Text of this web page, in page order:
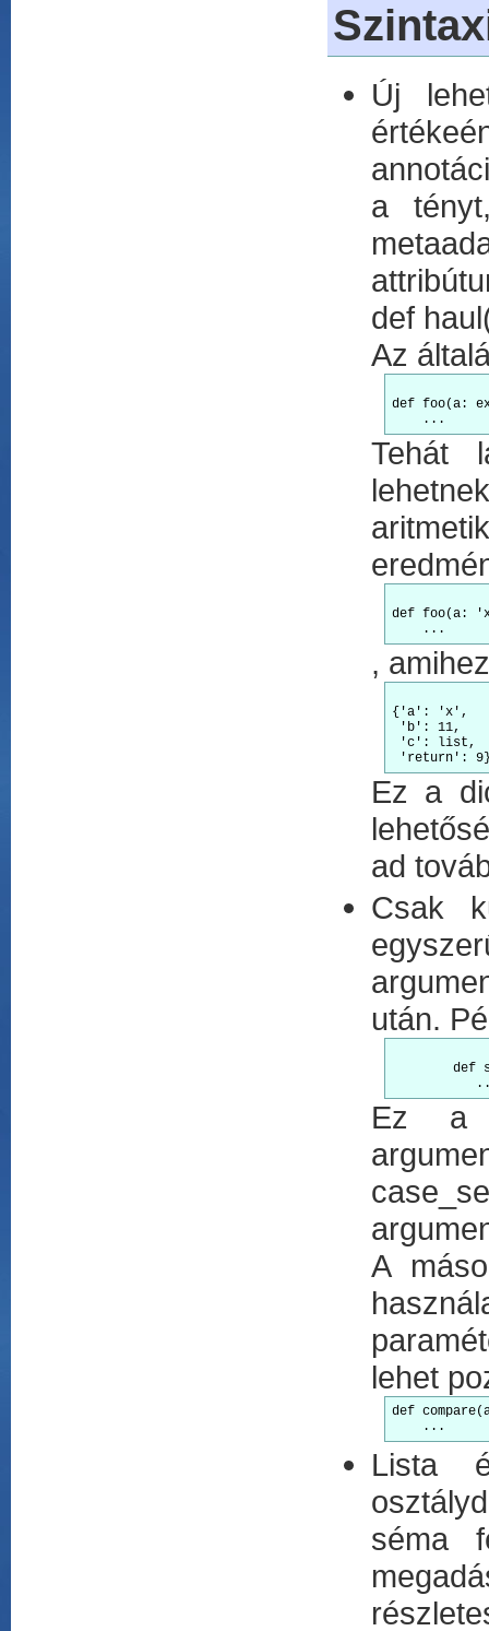
Új
a
def
Az
def foo(a:
Tehát
def foo(a:
,
{'a': 'x',
'b': 11,
'c': list,
'return':
Ez a
ad
Csak
után.
def
Ez a
A
lehet
def
    ...
Lista
séma